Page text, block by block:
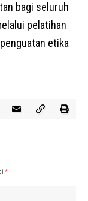
bagi seluruh
pelatihan
etika
*